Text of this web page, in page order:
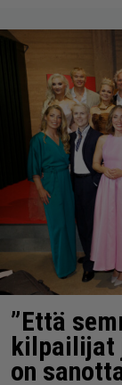
”Että
kilpailijat
on